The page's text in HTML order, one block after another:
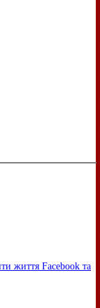
життя Facebook та